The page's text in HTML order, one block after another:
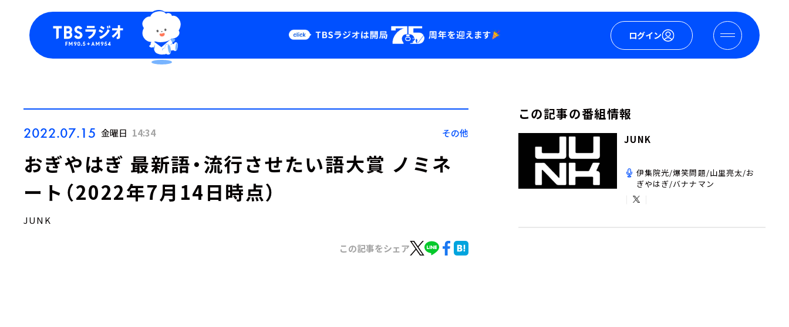
ログイン
Podcast
YouTube
2022.07.15 金曜日 14:34 その他
おぎやはぎ 最新語・流行させたい語大賞 ノミネ
ート（2022年7月14日時点）
JUNK
この記事をシェア
この記事の番組情報
JUNK
伊集院光/爆笑問題/山里亮太/お
ぎやはぎ/バナナマン